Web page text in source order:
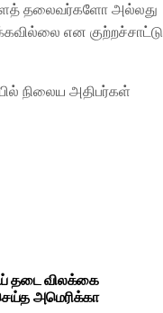
தலைவர்களோ அல்லது
என
நிலைய அதிபர்கள்
தடை விலக்கை
அமெரிக்கா